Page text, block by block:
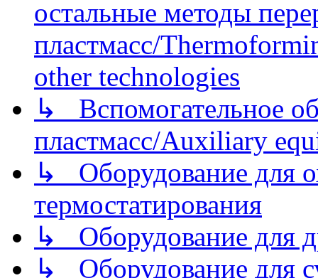
остальные методы
пластмасс/
other technologies
↳ Вспомогательное
пластмасс/Auxiliary
↳ Оборудование для
термостатирования
↳ Оборудование для
↳ Оборудование для